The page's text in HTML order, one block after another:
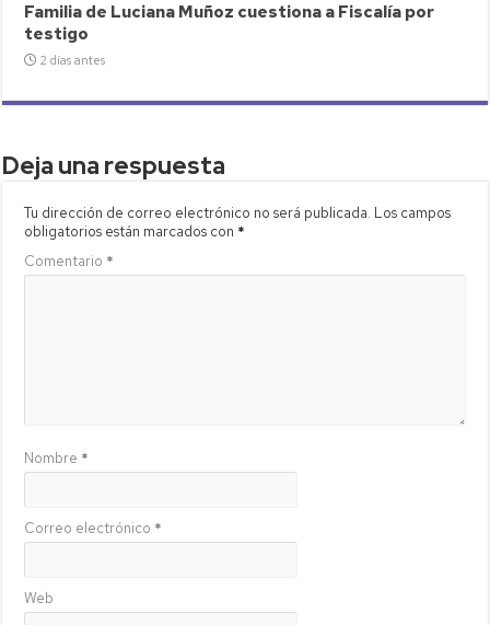
Familia de Luciana Muñoz cuestiona a Fiscalía por
testigo
2 días antes
Deja una respuesta
Tu dirección de correo electrónico no será publicada. Los campos
obligatorios están marcados con *
Comentario *
Nombre *
Correo electrónico *
Web